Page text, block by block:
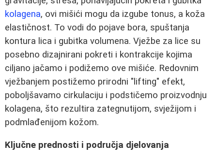
kolagena, ovi mišići mogu da izgube tonus, a koža
elastičnost. To vodi do pojave bora, spuštanja
kontura lica i gubitka volumena. Vježbe za lice su
posebno dizajnirani pokreti i kontrakcije kojima
ciljano jačamo i podižemo ove mišiće. Redovnim
vježbanjem postižemo prirodni "lifting" efekt,
poboljšavamo cirkulaciju i podstičemo proizvodnju
kolagena, što rezultira zategnutijom, svježijom i
podmlađenijom kožom.
Ključne prednosti i područja djelovanja